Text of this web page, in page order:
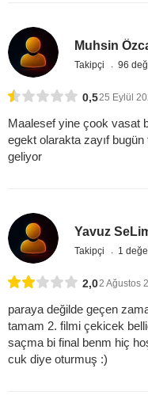
Muhsin
Takipçi 96
0,525 Eylül
Maalesef yine çook vasat
egekt olarakta zayıf
geliyor
Yavuz
Takipçi 1
2,02 Ağustos
paraya değilde geçen
tamam 2. filmi çekicek
saçma bi final benm hiç
cuk diye oturmuş :)